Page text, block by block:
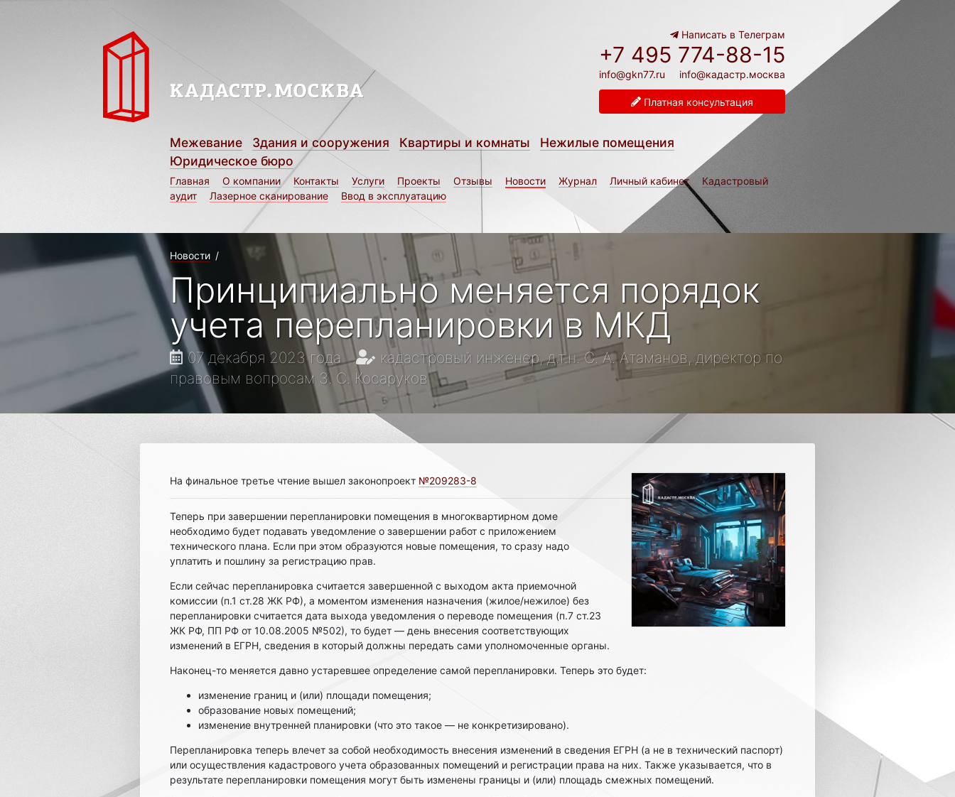
Написать в Телеграм
+7 495 774-88-15
info@gkn77.ru info@кадастр.москва
Платная консультация
Межевание Здания и сооружения Квартиры и комнаты
Нежилые помещения
Юридическое бюро
Главная О компании Контакты Услуги Проекты Отзывы Новости Журнал Личный кабинет
Кадастровый
аудит
Лазерное сканирование Ввод в эксплуатацию
Новости /
Принципиально меняется порядок
учета перепланировки в МКД
07 декабря 2023 года
кадастровый инженер, д.т.н. С. А. Атаманов, директор по
правовым вопросам З. С. Косаруков
На финальное третье чтение вышел законопроект №209283-8
Теперь при завершении перепланировки помещения в многоквартирном доме
необходимо будет подавать уведомление о завершении работ с приложением
технического плана. Если при этом образуются новые помещения, то сразу надо
уплатить и пошлину за регистрацию прав.
Если сейчас перепланировка считается завершенной с выходом акта приемочной
комиссии (п.1 ст.28 ЖК РФ), а моментом изменения назначения (жилое/нежилое) без
перепланировки считается дата выхода уведомления о переводе помещения (п.7 ст.23
ЖК РФ, ПП РФ от 10.08.2005 №502), то будет — день внесения соответствующих
изменений в ЕГРН, сведения в который должны передать сами уполномоченные органы.
Наконец-то меняется давно устаревшее определение самой перепланировки. Теперь это будет:
изменение границ и (или) площади помещения;
образование новых помещений;
изменение внутренней планировки (что это такое — не конкретизировано).
Перепланировка теперь влечет за собой необходимость внесения изменений в сведения ЕГРН (а не в технический паспорт)
или осуществления кадастрового учета образованных помещений и регистрации права на них. Также указывается, что в
результате перепланировки помещения могут быть изменены границы и (или) площадь смежных помещений.